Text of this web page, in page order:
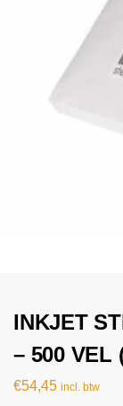
INKJET
– 500 VEL
€54,45 incl. btw